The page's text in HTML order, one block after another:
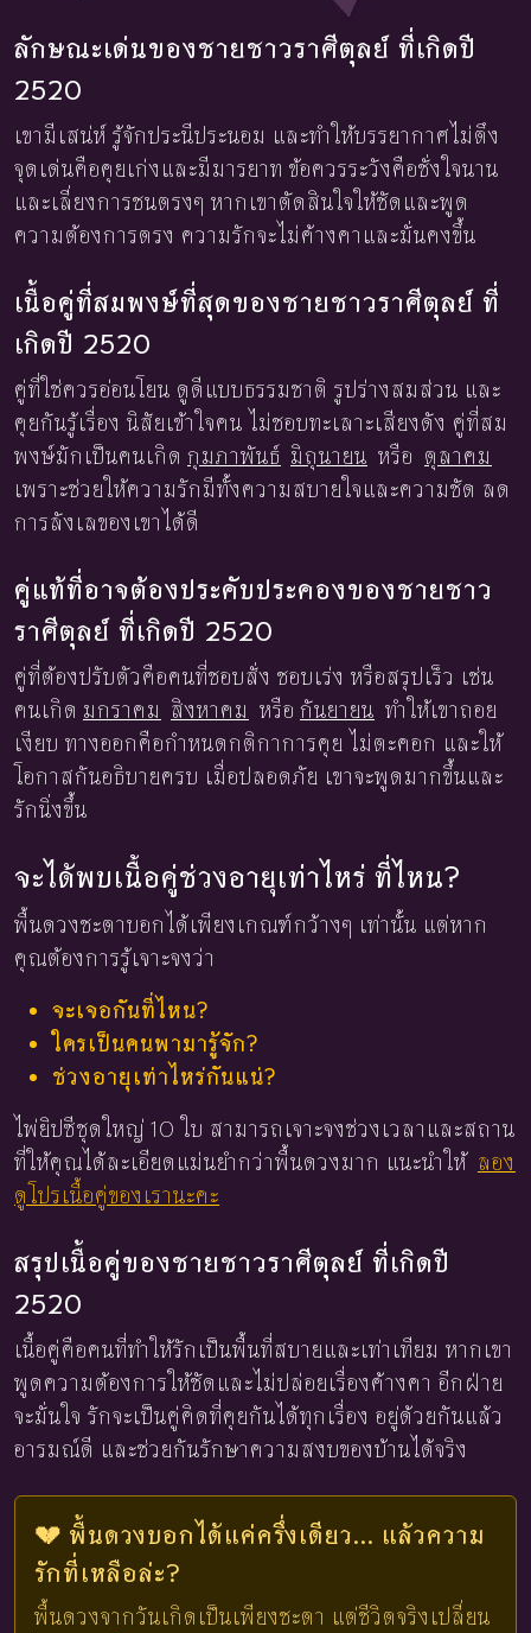
ลักษณะเด่นของชายชาวราศีตุลย์ ที่เกิดปี
2520
เขามีเสน่ห์ รู้จักประนีประนอม และทำให้บรรยากาศไม่ตึง
จุดเด่นคือคุยเก่งและมีมารยาท ข้อควรระวังคือชั่งใจนาน
และเลี่ยงการชนตรงๆ หากเขาตัดสินใจให้ชัดและพูด
ความต้องการตรง ความรักจะไม่ค้างคาและมั่นคงขึ้น
เนื้อคู่ที่สมพงษ์ที่สุดของชายชาวราศีตุลย์ ที่
เกิดปี 2520
คู่ที่ใช่ควรอ่อนโยน ดูดีแบบธรรมชาติ รูปร่างสมส่วน และ
คุยกันรู้เรื่อง นิสัยเข้าใจคน ไม่ชอบทะเลาะเสียงดัง คู่ที่สม
พงษ์มักเป็นคนเกิด กุมภาพันธ์ มิถุนายน หรือ ตุลาคม
เพราะช่วยให้ความรักมีทั้งความสบายใจและความชัด ลด
การลังเลของเขาได้ดี
คู่แท้ที่อาจต้องประคับประคองของชายชาว
ราศีตุลย์ ที่เกิดปี 2520
คู่ที่ต้องปรับตัวคือคนที่ชอบสั่ง ชอบเร่ง หรือสรุปเร็ว เช่น
คนเกิด มกราคม สิงหาคม หรือ กันยายน ทำให้เขาถอย
เงียบ ทางออกคือกำหนดกติกาการคุย ไม่ตะคอก และให้
โอกาสกันอธิบายครบ เมื่อปลอดภัย เขาจะพูดมากขึ้นและ
รักนิ่งขึ้น
จะได้พบเนื้อคู่ช่วงอายุเท่าไหร่ ที่ไหน?
พื้นดวงชะตาบอกได้เพียงเกณฑ์กว้างๆ เท่านั้น แต่หาก
คุณต้องการรู้เจาะจงว่า
จะเจอกันที่ไหน?
ใครเป็นคนพามารู้จัก?
ช่วงอายุเท่าไหร่กันแน่?
ไพ่ยิปซีชุดใหญ่ 10 ใบ สามารถเจาะจงช่วงเวลาและสถาน
ที่ให้คุณได้ละเอียดแม่นยำกว่าพื้นดวงมาก แนะนำให้ ลอง
ดูโปรเนื้อคู่ของเรานะคะ
สรุปเนื้อคู่ของชายชาวราศีตุลย์ ที่เกิดปี
2520
เนื้อคู่คือคนที่ทำให้รักเป็นพื้นที่สบายและเท่าเทียม หากเขา
พูดความต้องการให้ชัดและไม่ปล่อยเรื่องค้างคา อีกฝ่าย
จะมั่นใจ รักจะเป็นคู่คิดที่คุยกันได้ทุกเรื่อง อยู่ด้วยกันแล้ว
อารมณ์ดี และช่วยกันรักษาความสงบของบ้านได้จริง
💔 พื้นดวงบอกได้แค่ครึ่งเดียว... แล้วความ
รักที่เหลือล่ะ?
พื้นดวงจากวันเกิดเป็นเพียงชะตา แต่ชีวิตจริงเปลี่ยน